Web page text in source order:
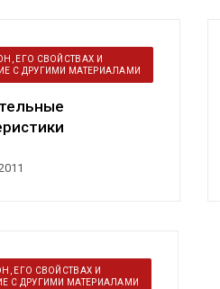
ЕГО СВОЙСТВАХ И
С ДРУГИМИ МАТЕРИАЛАМИ
стеновых
ЕГО СВОЙСТВАХ И
С ДРУГИМИ МАТЕРИАЛАМИ